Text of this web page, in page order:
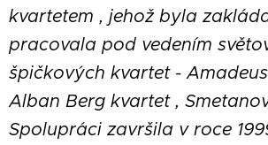
kvartetem , jehož byla
pracovala pod vedením
špičkových kvartet -
Alban Berg kvartet ,
Spolupráci završila v roce